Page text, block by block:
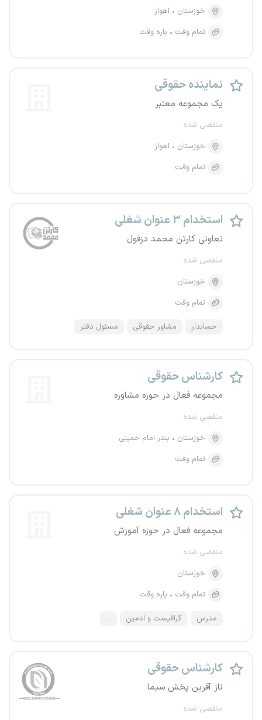
خوزستان
اهواز
تمام وقت
پاره وقت
نماینده حقوقی
یک مجموعه معتبر
منقضی شده
خوزستان
اهواز
تمام وقت
استخدام ۳ عنوان شغلی
تعاونی کارتن محمد دزفول
منقضی شده
خوزستان
تمام وقت
حسابدار مشاور حقوقی مسئول دفتر
کارشناس حقوقی
مجموعه فعال در حوزه مشاوره
منقضی شده
خوزستان
بندر امام خمینی
تمام وقت
استخدام ۸ عنوان شغلی
مجموعه فعال در حوزه آموزش
منقضی شده
خوزستان
تمام وقت
پاره وقت
مدرس گرافیست و ادمین ...
کارشناس حقوقی
ناز آفرین پخش سیما
منقضی شده